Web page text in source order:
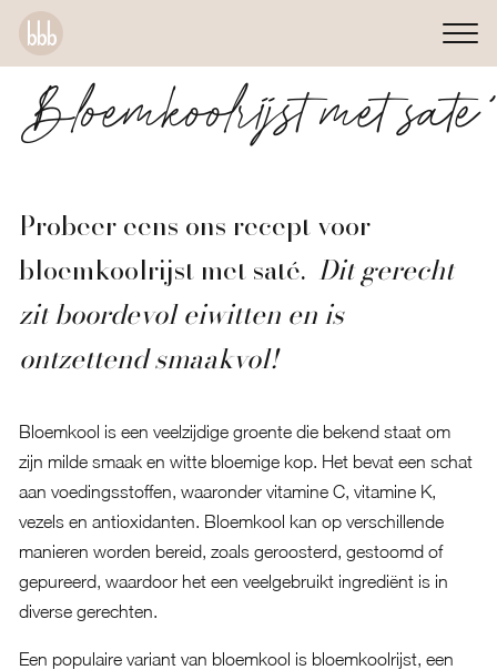
Bloemkoolrijst met saté
Probeer eens ons recept voor
bloemkoolrijst met saté. Dit gerecht
zit boordevol eiwitten en is
ontzettend smaakvol!
Bloemkool is een veelzijdige groente die bekend staat om
zijn milde smaak en witte bloemige kop. Het bevat een schat
aan voedingsstoffen, waaronder vitamine C, vitamine K,
vezels en antioxidanten. Bloemkool kan op verschillende
manieren worden bereid, zoals geroosterd, gestoomd of
gepureerd, waardoor het een veelgebruikt ingrediënt is in
diverse gerechten.
Een populaire variant van bloemkool is bloemkoolrijst, een